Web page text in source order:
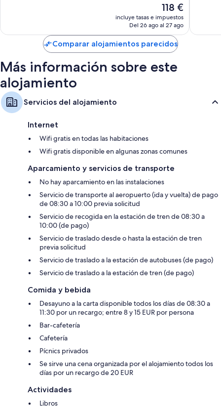
El
precio
actual
de
118 €
118 €
incluye tasas e impuestos
Del 26 ago al 27 ago
Comparar alojamientos parecidos
Más información sobre este
alojamiento
Servicios del alojamiento
Internet
Wifi gratis en todas las habitaciones
Wifi gratis disponible en algunas zonas comunes
Aparcamiento y servicios de transporte
No hay aparcamiento en las instalaciones
Servicio de transporte al aeropuerto (ida y vuelta) de pago
de 08:30 a 10:00 previa solicitud
Servicio de recogida en la estación de tren de 08:30 a
10:00 (de pago)
Servicio de traslado desde o hasta la estación de tren
previa solicitud
Servicio de traslado a la estación de autobuses (de pago)
Servicio de traslado a la estación de tren (de pago)
Comida y bebida
Desayuno a la carta disponible todos los días de 08:30 a
11:30 por un recargo; entre 8 y 15 EUR por persona
Bar-cafetería
Cafetería
Pícnics privados
Se sirve una cena organizada por el alojamiento todos los
días por un recargo de 20 EUR
Actividades
Libros